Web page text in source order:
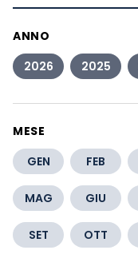
ANNO
2026
2025
MESE
GEN
FEB
MAG GIU
SET OTT